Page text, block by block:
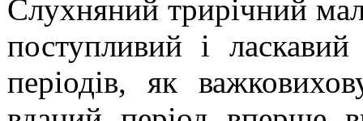
Слухняний трирічний
поступливий і
періодів, як